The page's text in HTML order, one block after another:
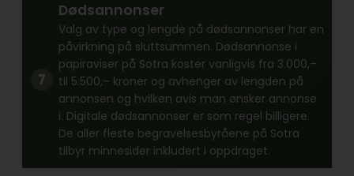
Dødsannonser
Valg av type og lengde på dødsannonser har en
påvirkning på sluttsummen. Dødsannonse i
papiraviser på Sotra koster vanligvis fra 3.000,–
til 5.500,– kroner og avhenger av lengden på
annonsen og hvilken avis man ønsker annonse
i. Digitale dødsannonser er som regel billigere.
De aller fleste begravelsesbyråene på Sotra
tilbyr minnesider inkludert i oppdraget.